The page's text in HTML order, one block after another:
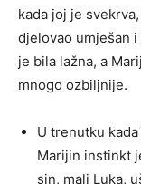
kada joj je
djelovao umješan
je bila lažna, a
mnogo ozbiljnije.
U trenutku
Marijin instinkt
sin, mali Luka,